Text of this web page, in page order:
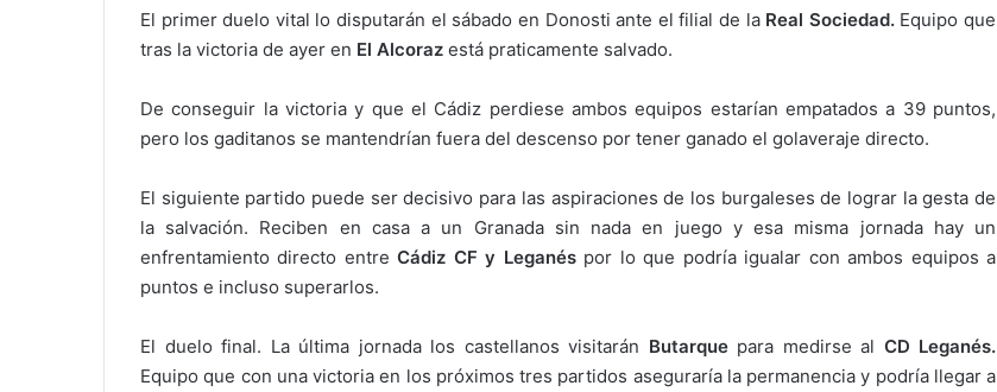
El primer duelo vital lo disputarán el sábado en Donosti ante el filial de la Real Sociedad.Equipo que
tras la victoria de ayer en El Alcoraz está praticamente salvado.
De conseguir la victoria y que el Cádiz perdiese ambos equipos estarían empatados a 39 puntos,
pero los gaditanos se mantendrían fuera del descenso por tener ganado el golaveraje directo.
El siguiente partido puede ser decisivo para las aspiraciones de los burgaleses de lograr la gesta de
la salvación. Reciben en casa a un Granada sin nada en juego y esa misma jornada hay un
enfrentamiento directo entreCádiz CF y Leganéspor lo que podría igualar con ambos equipos a
puntos e incluso superarlos.
El duelo final. La última jornada los castellanos visitarán Butarquepara medirse al CD Leganés.
Equipo que con una victoria en los próximos tres partidos aseguraría la permanencia y podría llegar a